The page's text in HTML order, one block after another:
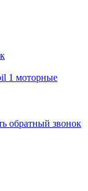
моторные
обратный звонок